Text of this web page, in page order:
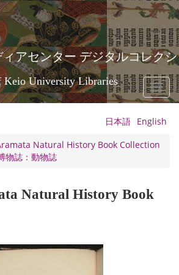
アセンター デジタルコレクシ
University Libraries
Toggle
日本語 English
Natural History Book Collection
物誌：動物誌
Natural History Book